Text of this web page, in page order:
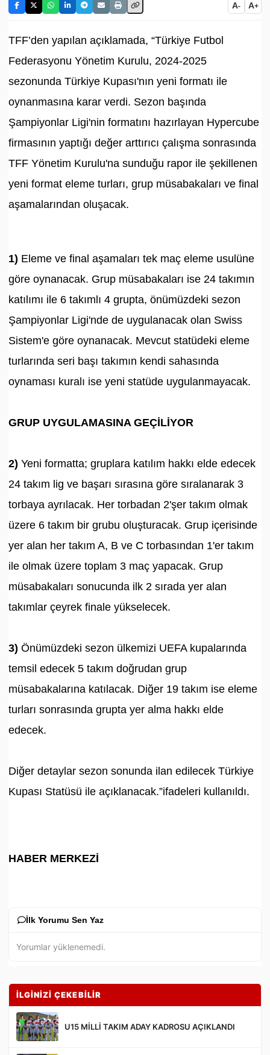
A- A+
TFF’den yapılan açıklamada, “Türkiye Futbol
Federasyonu Yönetim Kurulu, 2024-2025
sezonunda Türkiye Kupası'nın yeni formatı ile
oynanmasına karar verdi. Sezon başında
Şampiyonlar Ligi'nin formatını hazırlayan Hypercube
firmasının yaptığı değer arttırıcı çalışma sonrasında
TFF Yönetim Kurulu'na sunduğu rapor ile şekillenen
yeni format eleme turları, grup müsabakaları ve final
aşamalarından oluşacak.
1) Eleme ve final aşamaları tek maç eleme usulüne
göre oynanacak. Grup müsabakaları ise 24 takımın
katılımı ile 6 takımlı 4 grupta, önümüzdeki sezon
Şampiyonlar Ligi'nde de uygulanacak olan Swiss
Sistem'e göre oynanacak. Mevcut statüdeki eleme
turlarında seri başı takımın kendi sahasında
oynaması kuralı ise yeni statüde uygulanmayacak.
GRUP UYGULAMASINA GEÇİLİYOR
2) Yeni formatta; gruplara katılım hakkı elde edecek
24 takım lig ve başarı sırasına göre sıralanarak 3
torbaya ayrılacak. Her torbadan 2'şer takım olmak
üzere 6 takım bir grubu oluşturacak. Grup içerisinde
yer alan her takım A, B ve C torbasından 1'er takım
ile olmak üzere toplam 3 maç yapacak. Grup
müsabakaları sonucunda ilk 2 sırada yer alan
takımlar çeyrek finale yükselecek.
3) Önümüzdeki sezon ülkemizi UEFA kupalarında
temsil edecek 5 takım doğrudan grup
müsabakalarına katılacak. Diğer 19 takım ise eleme
turları sonrasında grupta yer alma hakkı elde
edecek.
Diğer detaylar sezon sonunda ilan edilecek Türkiye
Kupası Statüsü ile açıklanacak.”ifadeleri kullanıldı.
HABER MERKEZİ
İlk Yorumu Sen Yaz
Yorumlar yüklenemedi.
İLGİNİZİ ÇEKEBİLİR
U15 MİLLİ TAKIM ADAY KADROSU AÇIKLANDI